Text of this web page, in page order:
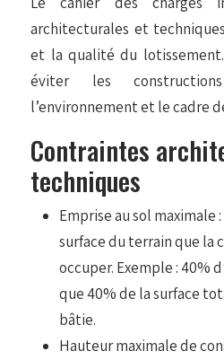
architecturales et
et la qualité du
éviter les
l’environnement et le cadre
Contraintes
techniques
Emprise au sol maximale
surface du terrain que la
occuper. Exemple : 40%
que 40% de la surface
bâtie.
Hauteur maximale de